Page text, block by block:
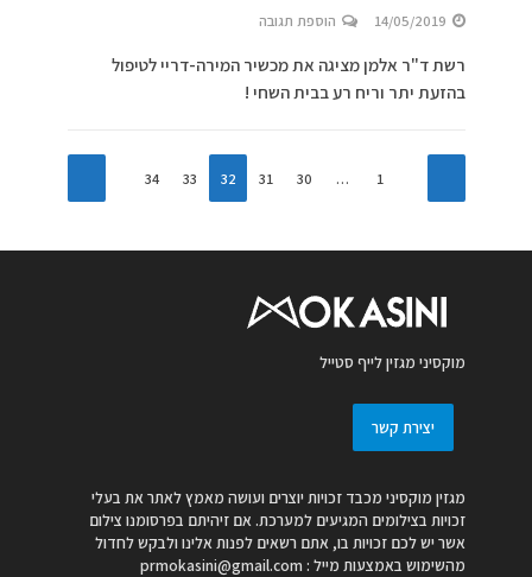
14/05/2019 הוספת תגובה
רשת ד"ר אלמן מציגה את מכשיר המירה-דריי לטיפול
בהזעת יתר וריח רע בבית השחי !
1
…
30
31
32
33
34
מוקסיני מגזין לייף סטייל
יצירת קשר
מגזין מוקסיני מכבד זכויות יוצרים ועושה מאמץ לאתר את בעלי
זכויות בצילומים המגיעים למערכת. אם זיהיתם בפרסומנו צילום
אשר יש לכם זכויות בו, אתם רשאים לפנות אלינו ולבקש לחדול
מהשימוש באמצעות מייל : prmokasini@gmail.com